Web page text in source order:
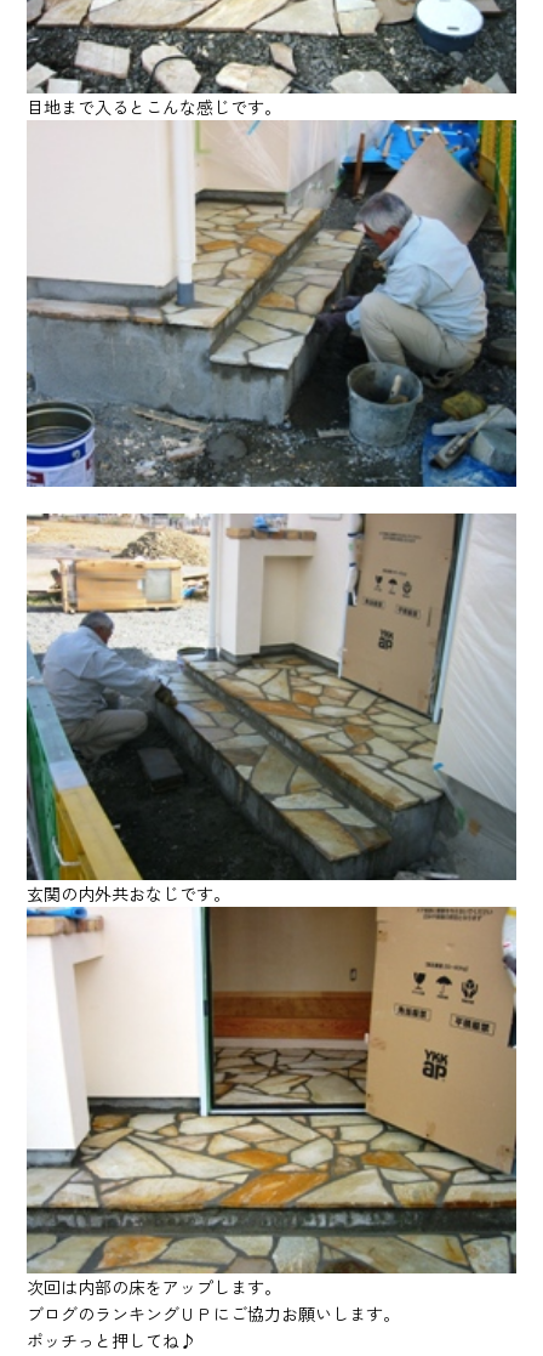
目地まで入るとこんな感じです。
玄関の内外共おなじです。
次回は内部の床をアップします。
ブログのランキングＵＰにご協力お願いします。
ポッチっと押してね♪